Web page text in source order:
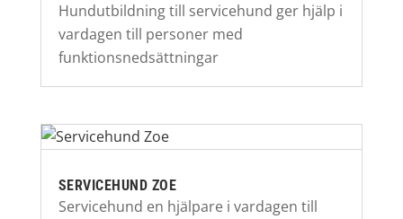
Hundutbildning till servicehund ger hjälp i
vardagen till personer med
funktionsnedsättningar
SERVICEHUND ZOE
Servicehund en hjälpare i vardagen till